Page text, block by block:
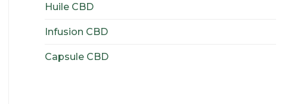
Huile CBD
Infusion CBD
Capsule CBD